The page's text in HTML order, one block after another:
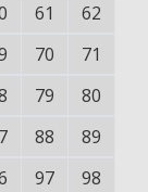
61
62
70
71
79
80
88
89
97
98